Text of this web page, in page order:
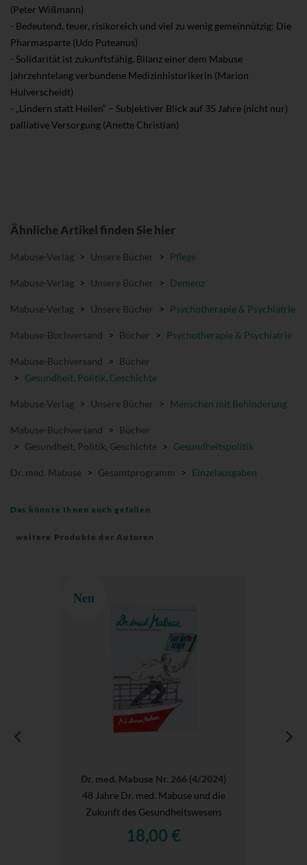
(Peter Wißmann)
- Bedeutend, teuer, risikoreich und viel zu wenig gemeinnützig: Die
Pharmasparte (Udo Puteanus)
- Solidarität ist zukunftsfähig. Bilanz einer dem Mabuse
jahrzehntelang verbundene Medizinhistorikerin (Marion
Hulverscheidt)
- „Lindern statt Heilen“ – Subjektiver Blick auf 35 Jahre (nicht nur)
palliative Versorgung (Anette Christian)
Ähnliche Artikel finden Sie hier
Mabuse-Verlag > Unsere Bücher > Pflege
Mabuse-Verlag > Unsere Bücher > Demenz
Mabuse-Verlag > Unsere Bücher > Psychotherapie & Psychiatrie
Mabuse-Buchversand > Bücher > Psychotherapie & Psychiatrie
Mabuse-Buchversand > Bücher
> Gesundheit, Politik, Geschichte
Mabuse-Verlag > Unsere Bücher > Menschen mit Behinderung
Mabuse-Buchversand > Bücher
> Gesundheit, Politik, Geschichte > Gesundheitspolitik
Dr. med. Mabuse > Gesamtprogramm > Einzelausgaben
Das könnte Ihnen auch gefallen
weitere Produkte der Autoren
Neu
Dr. med. Mabuse Nr. 266 (4/2024)
48 Jahre Dr. med. Mabuse und die
Zukunft des Gesundheitswesens
18,00 €